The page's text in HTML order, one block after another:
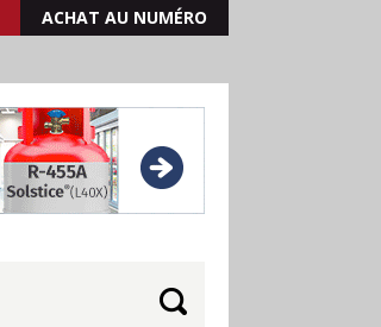
ACHAT AU NUMÉRO